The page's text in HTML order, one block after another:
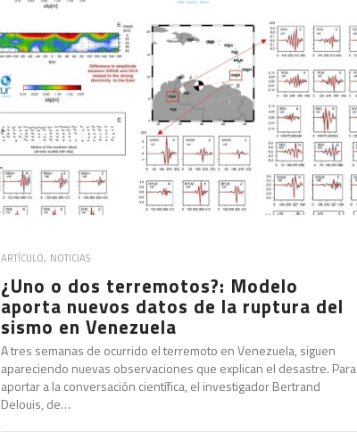
ARTÍCULO, NOTICIAS
¿Uno o dos terremotos?: Modelo
aporta nuevos datos de la ruptura del
sismo en Venezuela
A tres semanas de ocurrido el terremoto en Venezuela, siguen
apareciendo nuevas observaciones que explican el desastre. Para
aportar a la conversación científica, el investigador Bertrand
Delouis, de…